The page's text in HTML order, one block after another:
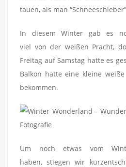
tauen, als man
In diesem Winter gab es
viel von der weißen Pracht,
Freitag auf Samstag hatte es
Balkon hatte eine kleine
bekommen.
Um noch etwas vom
haben, stiegen wir